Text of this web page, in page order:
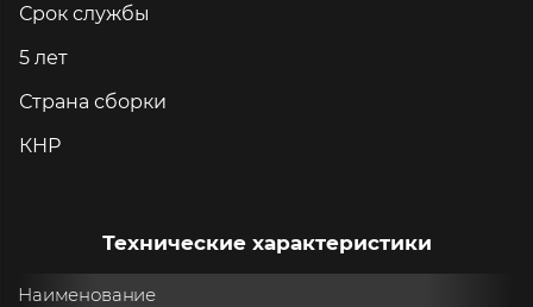
Срок службы
5 лет
Страна сборки
КНР
Технические характеристики
Наименование